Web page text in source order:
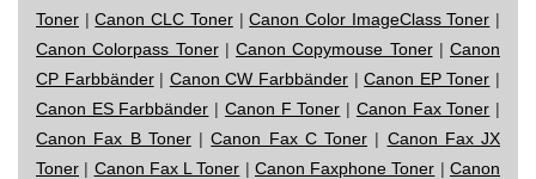
Toner |Canon CLC Toner|Canon Color ImageClass Toner |
Canon Colorpass Toner| Canon Copymouse Toner| Canon
CP Farbbänder| Canon CW Farbbänder |Canon EP Toner |
Canon ES Farbbänder | Canon F Toner | Canon Fax Toner |
Canon Fax B Toner|Canon Fax C Toner | Canon Fax JX
Toner | Canon Fax L Toner | Canon Faxphone Toner |Canon